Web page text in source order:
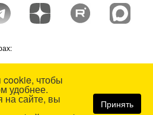
Все права защищены.
без разрешения запрещено.
чтобы
удобнее.
на сайте, вы Принять